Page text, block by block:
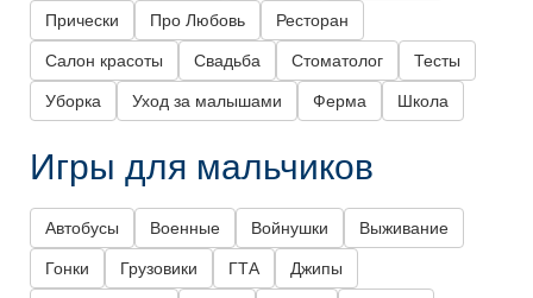
Прически Про Любовь Ресторан
Салон красоты Свадьба Стоматолог Тесты
Уборка Уход за малышами Ферма Школа
Игры для мальчиков
Автобусы Военные Войнушки Выживание
Гонки Грузовики ГТА Джипы